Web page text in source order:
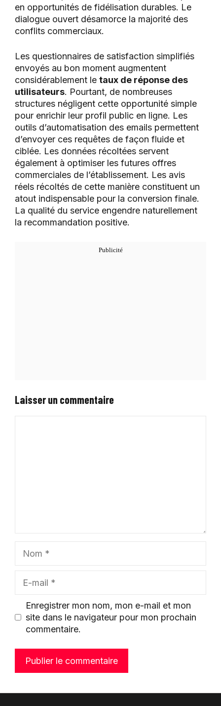
en opportunités de fidélisation durables. Le
dialogue ouvert désamorce la majorité des
conflits commerciaux.
Les questionnaires de satisfaction simplifiés
envoyés au bon moment augmentent
considérablement le taux de réponse des
utilisateurs. Pourtant, de nombreuses
structures négligent cette opportunité simple
pour enrichir leur profil public en ligne. Les
outils d’automatisation des emails permettent
d’envoyer ces requêtes de façon fluide et
ciblée. Les données récoltées servent
également à optimiser les futures offres
commerciales de l’établissement. Les avis
réels récoltés de cette manière constituent un
atout indispensable pour la conversion finale.
La qualité du service engendre naturellement
la recommandation positive.
Laisser un commentaire
mail
Enregistrer mon nom, mon e-mail et mon
site dans le navigateur pour mon prochain
commentaire.